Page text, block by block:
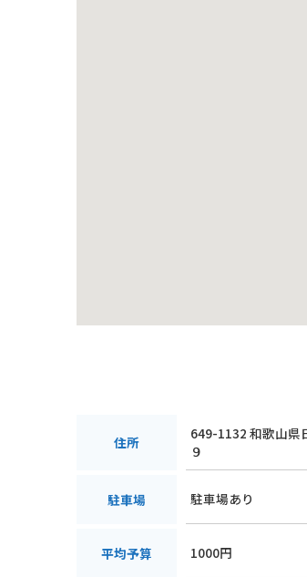
住所
649-1132 和歌山県
９
駐車場 駐車場あり
平均予算 1000円